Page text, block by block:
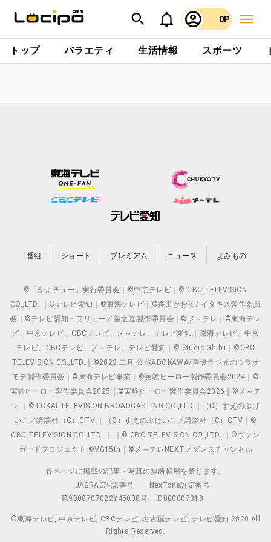
0P
トップ バラエティ 生活情報 スポーツ
番組 ショート プレミアム ニュース よみもの
©「かよチュー」実行委員会｜©中京テレビ｜© CBC TELEVISION
CO.,LTD. ｜©テレビ愛知｜©東海テレビ｜©多田かおる/ イタキス製作委員
会｜©テレビ愛知・フリュー／徹之進製作委員会｜©メ～テレ｜©東海テレ
ビ、中京テレビ、CBCテレビ、メ～テレ、テレビ愛知｜東海テレビ、中京
テレビ、CBCテレビ、メ～テレ、テレビ愛知｜© Studio Ghibli｜©CBC
TELEVISION CO.,LTD.｜©2023 二月 公/KADOKAWA/声優ラジオのウラオ
モテ製作委員会｜©東海テレビ事業｜©実験ヒーロー製作委員会2024｜©
実験ヒーロー製作委員会2025｜©実験ヒーロー製作委員会2026｜©メ～テ
レ ｜©TOKAI TELEVISION BROADCASTING CO.,LTD.｜（C）すえのぶけ
いこ／講談社（C）CTV ｜（C）すえのぶけいこ／講談社（C）CTV｜©
CBC TELEVISION CO.,LTD. ｜ ｜© CBC TELEVISION CO.,LTD. ｜©ヴァン
ガードプロジェクト ©VG15th｜©メ～テレNEXT／ダンスチャンネル
各ページに掲載の記事・写真の無断転用を禁じます。
JASRAC許諾番号
NexTone許諾番号
第9008707022Y45038号
ID000007318
©東海テレビ, 中京テレビ, CBCテレビ, 名古屋テレビ, テレビ愛知 2020 All
Rights Reserved.